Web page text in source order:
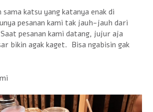
sama katsu yang katanya enak di
pesanan kami tak jauh-jauh dari
pesanan kami datang, jujur aja
bikin agak kaget. Bisa ngabisin gak